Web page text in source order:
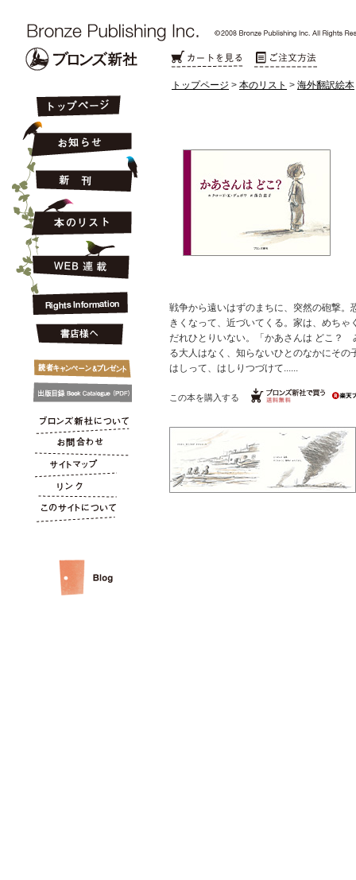
トップページ > 本のリスト > 海外翻訳絵本
戦争から遠いはずのまちに、突然の砲撃。
きくなって、近づいてくる。家は、めちゃ
だれひとりいない。「かあさんは どこ？
る大人はなく、知らないひとのなかにその
はしって、はしりつづけて......
この本を購入する